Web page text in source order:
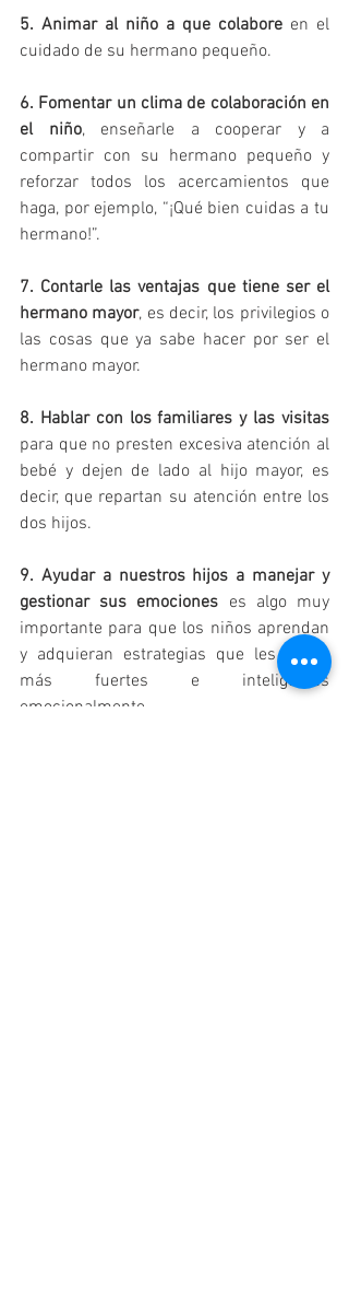
5. Animar al niño a que colabore en el
cuidado de su hermano pequeño.
6. Fomentar un clima de colaboración en
el niño, enseñarle a cooperar y a
compartir con su hermano pequeño y
reforzar todos los acercamientos que
haga, por ejemplo, “¡Qué bien cuidas a tu
hermano!”.
7. Contarle las ventajas que tiene ser el
hermano mayor, es decir, los privilegios o
las cosas que ya sabe hacer por ser el
hermano mayor.
8. Hablar con los familiares y las visitas
para que no presten excesiva atención al
bebé y dejen de lado al hijo mayor, es
decir, que repartan su atención entre los
dos hijos.
9. Ayudar a nuestros hijos a manejar y
gestionar sus emociones es algo muy
importante para que los niños aprendan
y adquieran estrategias que les harán
más fuertes e inteligentes
emocionalmente.